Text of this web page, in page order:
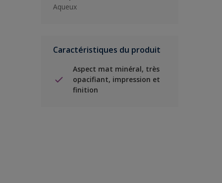
Aqueux
Caractéristiques du produit
Aspect mat minéral, très
opacifiant, impression et
finition